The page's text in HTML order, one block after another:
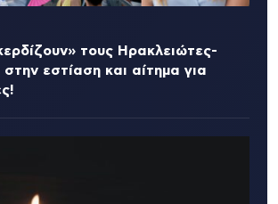
τους Ηρακλειώτες-
στην εστίαση και αίτημα για